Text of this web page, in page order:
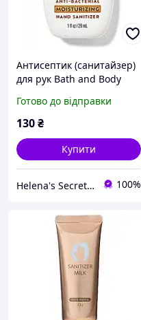
Антисептик (санитайзер)
для рук Bath and Body
Готово до відправки
130₴
Купити
Helena's Secrets - ароматна косметика для тіла та душі 100%